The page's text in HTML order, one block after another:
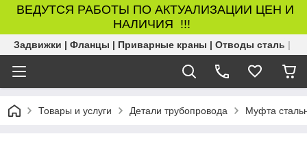
ВЕДУТСЯ РАБОТЫ ПО АКТУАЛИЗАЦИИ ЦЕН И
НАЛИЧИЯ !!!
Задвижки | Фланцы | Приварные краны | Отводы сталь |
Товары и услуги Детали трубопровода Муфта